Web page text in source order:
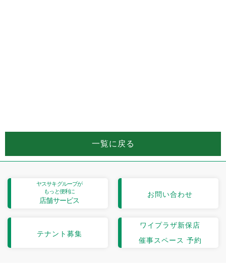
一覧に戻る
ヤスサキグループが
もっと便利に
店舗サービス
お問い合わせ
テナント募集
ワイプラザ新保店
催事スペース 予約